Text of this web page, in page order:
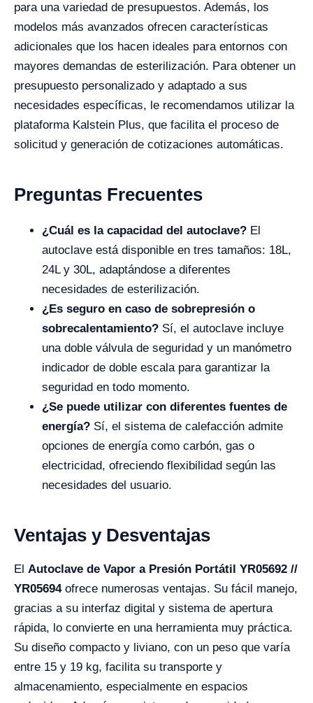
para una variedad de presupuestos. Además, los
modelos más avanzados ofrecen características
adicionales que los hacen ideales para entornos con
mayores demandas de esterilización. Para obtener un
presupuesto personalizado y adaptado a sus
necesidades específicas, le recomendamos utilizar la
plataforma Kalstein Plus, que facilita el proceso de
solicitud y generación de cotizaciones automáticas.
Preguntas Frecuentes
¿Cuál es la capacidad del autoclave? El
autoclave está disponible en tres tamaños: 18L,
24L y 30L, adaptándose a diferentes
necesidades de esterilización.
¿Es seguro en caso de sobrepresión o
sobrecalentamiento? Sí, el autoclave incluye
una doble válvula de seguridad y un manómetro
indicador de doble escala para garantizar la
seguridad en todo momento.
¿Se puede utilizar con diferentes fuentes de
energía? Sí, el sistema de calefacción admite
opciones de energía como carbón, gas o
electricidad, ofreciendo flexibilidad según las
necesidades del usuario.
Ventajas y Desventajas
El Autoclave de Vapor a Presión Portátil YR05692 //
YR05694ofrece numerosas ventajas. Su fácil manejo,
gracias a su interfaz digital y sistema de apertura
rápida, lo convierte en una herramienta muy práctica.
Su diseño compacto y liviano, con un peso que varía
entre 15 y 19 kg, facilita su transporte y
almacenamiento, especialmente en espacios